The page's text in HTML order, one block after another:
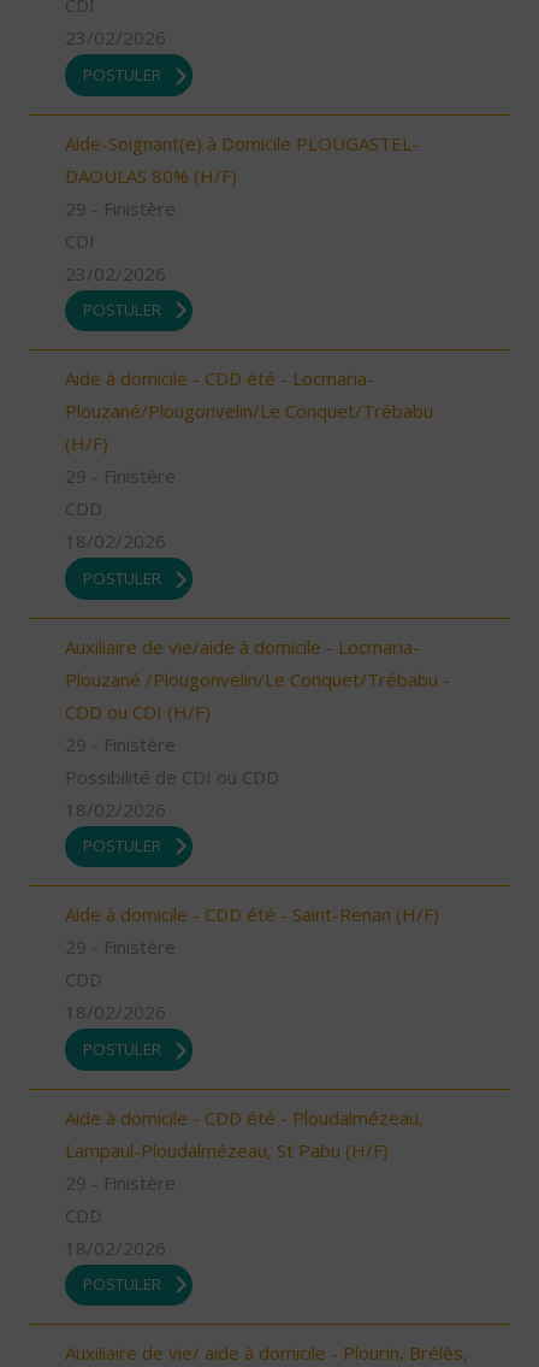
CDI
23/02/2026
POSTULER
Aide-Soignant(e) à Domicile PLOUGASTEL-
DAOULAS 80% (H/F)
29 - Finistère
CDI
23/02/2026
POSTULER
Aide à domicile - CDD été - Locmaria-
Plouzané/Plougonvelin/Le Conquet/Trébabu
(H/F)
29 - Finistère
CDD
18/02/2026
POSTULER
Auxiliaire de vie/aide à domicile - Locmaria-
Plouzané /Plougonvelin/Le Conquet/Trébabu -
CDD ou CDI (H/F)
29 - Finistère
Possibilité de CDI ou CDD
18/02/2026
POSTULER
Aide à domicile - CDD été - Saint-Renan (H/F)
29 - Finistère
CDD
18/02/2026
POSTULER
Aide à domicile - CDD été - Ploudalmézeau,
Lampaul-Ploudalmézeau, St Pabu (H/F)
29 - Finistère
CDD
18/02/2026
POSTULER
Auxiliaire de vie/ aide à domicile - Plourin, Brélès,